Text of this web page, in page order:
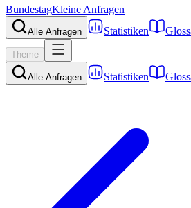
BundestagKleine Anfragen
Alle Anfragen Statistiken
Theme
Alle Anfragen Statistiken